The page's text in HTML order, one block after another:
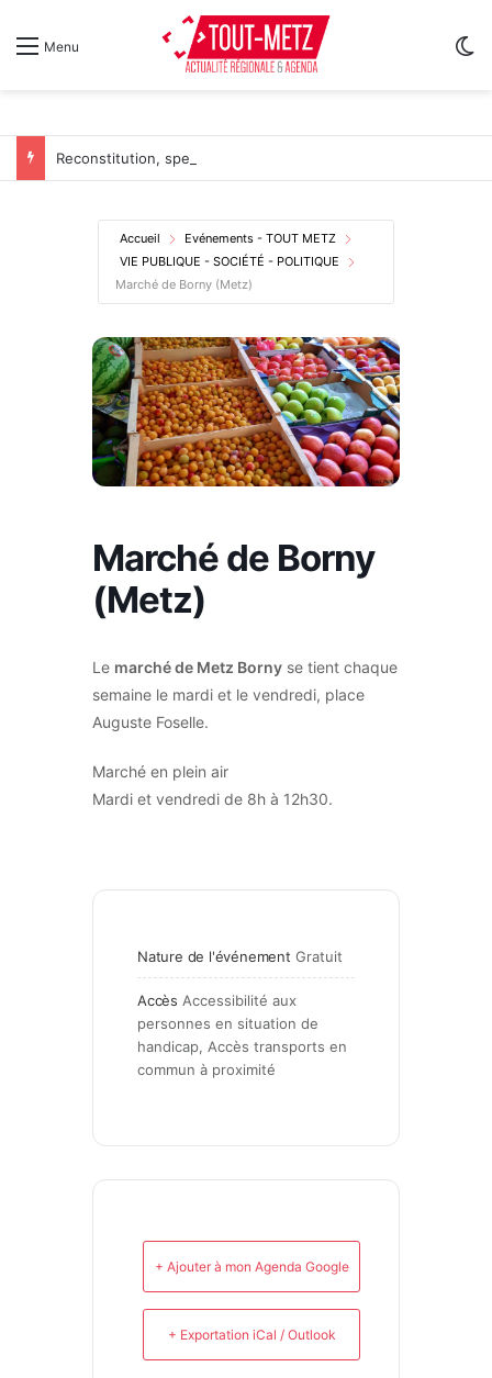
Menu
Accueil
Evénements - TOUT METZ
VIE PUBLIQUE - SOCIÉTÉ - POLITIQUE
Marché de Borny (Metz)
Marché de Borny
(Metz)
Le marché de Metz Borny se tient chaque
semaine le mardi et le vendredi, place
Auguste Foselle.
Marché en plein air
Mardi et vendredi de 8h à 12h30.
Nature de l'événement Gratuit
Accès Accessibilité aux
personnes en situation de
handicap, Accès transports en
commun à proximité
+ Ajouter à mon Agenda Google
+ Exportation iCal / Outlook